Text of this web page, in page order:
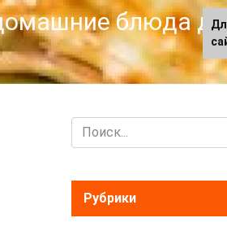
блюда
Search
for:
Рубрики